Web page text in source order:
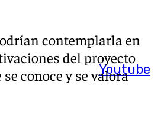
Youtube
contemplarla en
del proyecto
conoce y se valora